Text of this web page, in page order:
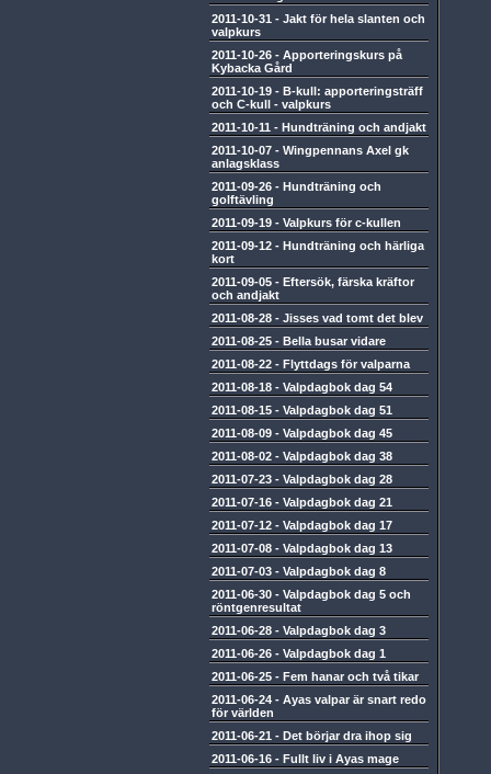
2011-10-31 - Jakt för hela slanten och
valpkurs
2011-10-26 - Apporteringskurs på
Kybacka Gård
2011-10-19 - B-kull: apporteringsträff
och C-kull - valpkurs
2011-10-11 - Hundträning och andjakt
2011-10-07 - Wingpennans Axel gk
anlagsklass
2011-09-26 - Hundträning och
golftävling
2011-09-19 - Valpkurs för c-kullen
2011-09-12 - Hundträning och härliga
kort
2011-09-05 - Eftersök, färska kräftor
och andjakt
2011-08-28 - Jisses vad tomt det blev
2011-08-25 - Bella busar vidare
2011-08-22 - Flyttdags för valparna
2011-08-18 - Valpdagbok dag 54
2011-08-15 - Valpdagbok dag 51
2011-08-09 - Valpdagbok dag 45
2011-08-02 - Valpdagbok dag 38
2011-07-23 - Valpdagbok dag 28
2011-07-16 - Valpdagbok dag 21
2011-07-12 - Valpdagbok dag 17
2011-07-08 - Valpdagbok dag 13
2011-07-03 - Valpdagbok dag 8
2011-06-30 - Valpdagbok dag 5 och
röntgenresultat
2011-06-28 - Valpdagbok dag 3
2011-06-26 - Valpdagbok dag 1
2011-06-25 - Fem hanar och två tikar
2011-06-24 - Ayas valpar är snart redo
för världen
2011-06-21 - Det börjar dra ihop sig
2011-06-16 - Fullt liv i Ayas mage